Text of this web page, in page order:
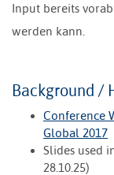
Input bereits
werden kann.
Background /
Conference
Global 2017
Slides used
28.10.25)